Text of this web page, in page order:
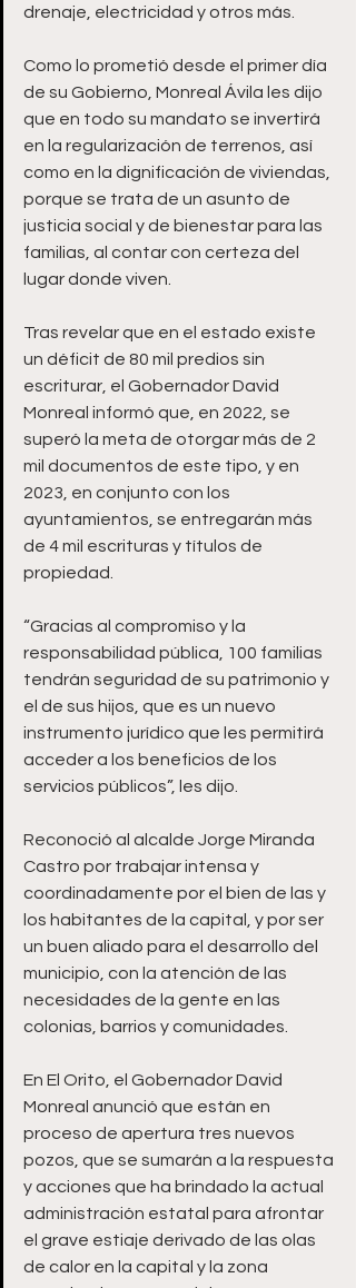
drenaje, electricidad y otros más.
Como lo prometió desde el primer día
de su Gobierno, Monreal Ávila les dijo
que en todo su mandato se invertirá
en la regularización de terrenos, así
como en la dignificación de viviendas,
porque se trata de un asunto de
justicia social y de bienestar para las
familias, al contar con certeza del
lugar donde viven.
Tras revelar que en el estado existe
un déficit de 80 mil predios sin
escriturar, el Gobernador David
Monreal informó que, en 2022, se
superó la meta de otorgar más de 2
mil documentos de este tipo, y en
2023, en conjunto con los
ayuntamientos, se entregarán más
de 4 mil escrituras y títulos de
propiedad.
“Gracias al compromiso y la
responsabilidad pública, 100 familias
tendrán seguridad de su patrimonio y
el de sus hijos, que es un nuevo
instrumento jurídico que les permitirá
acceder a los beneficios de los
servicios públicos”, les dijo.
Reconoció al alcalde Jorge Miranda
Castro por trabajar intensa y
coordinadamente por el bien de las y
los habitantes de la capital, y por ser
un buen aliado para el desarrollo del
municipio, con la atención de las
necesidades de la gente en las
colonias, barrios y comunidades.
En El Orito, el Gobernador David
Monreal anunció que están en
proceso de apertura tres nuevos
pozos, que se sumarán a la respuesta
y acciones que ha brindado la actual
administración estatal para afrontar
el grave estiaje derivado de las olas
de calor en la capital y la zona